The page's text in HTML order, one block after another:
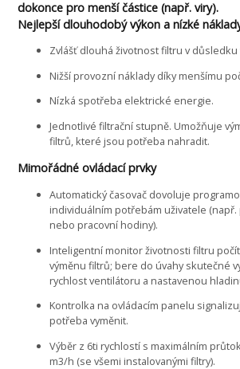
dokonce pro menší částice (např. viry).
Nejlepší dlouhodobý výkon a nízké
Zvlášť dlouhá životnost filtru v
Nižší provozní náklady díky menšímu
Nízká spotřeba elektrické energie.
Jednotlivé filtrační stupně. Umožňuje
filtrů, které jsou potřeba nahradit.
Mimořádné ovládací prvky
Automatický časovač dovoluje
individuálním potřebám uživatele
nebo pracovní hodiny).
Inteligentní monitor životnosti filtru
výměnu filtrů; bere do úvahy skutečné
rychlost ventilátoru a nastavenou
Kontrolka na ovládacím panelu
potřeba vyměnit.
Výběr z 6ti rychlostí s maximálním
m3/h (se všemi instalovanými filtry).